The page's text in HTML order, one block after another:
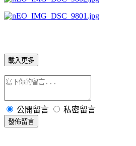
載入更多
公開留言 私密留言
發佈留言